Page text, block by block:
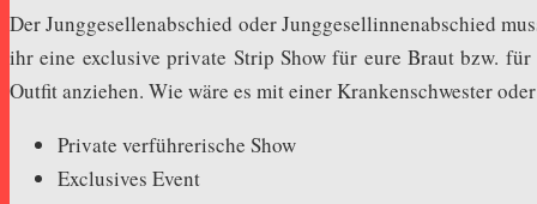
Der Junggesellenabschied oder Junggesellinnenabschied
ihr eine exclusive private Strip Show für eure Braut bzw.
Outfit anziehen. Wie wäre es mit einer Krankenschwester
Private verführerische Show
Exclusives Event